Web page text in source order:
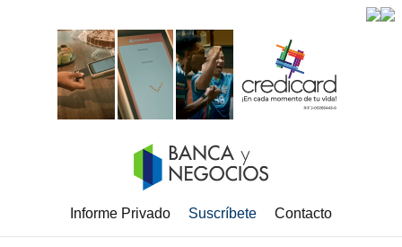
Informe Privado Suscríbete Contacto